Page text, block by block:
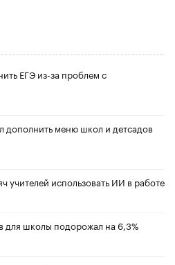
ЕГЭ из-за проблем с
дополнить меню школ и детсадов
учителей использовать ИИ в работе
для школы подорожал на 6,3%